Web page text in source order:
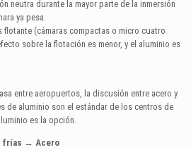
neutra durante la mayor parte de la inmersión
ya pesa.
flotante (cámaras compactas o micro cuatro
sobre la flotación es menor, y el aluminio es
entre aeropuertos, la discusión entre acero y
de aluminio son el estándar de los centros de
es la opción.
frías → Acero